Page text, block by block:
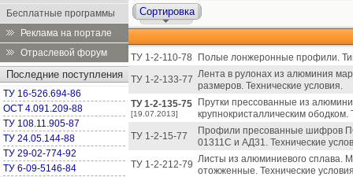
Бесплатные программы
Реклама на портале
Отраслевой форум
Последние поступления
ТУ 16-526.694-86
ОСТ 4.091.209-88
ТУ 108.11.905-87
ТУ 24.05.144-88
ТУ 29-02-774-92
ТУ 6-09-5146-84
Сортировка
ТУ 1-2-110-78
Полые лонжеронные профили.
ТУ 1-2-133-77 Лента в рулонах из алюминия
размеров. Технические условия.
ТУ 1-2-135-75
[19.07.2013]
Прутки прессованные из
крупнокристаллическим ободком.
ТУ 1-2-15-77
Профили пресованные шифров
01311С и АД31. Технические
ТУ 1-2-212-79 Листы из алюминиевого сплава.
отожженные. Технические